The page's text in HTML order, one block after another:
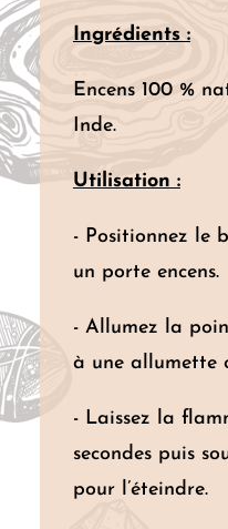
Ingrédients :
Encens 100 %
Inde.
Utilisation :
- Positionnez le
un porte encens.
- Allumez la
à une allumette
- Laissez la
secondes puis
pour l’éteindre.